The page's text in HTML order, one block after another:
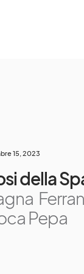
15, 2023
della
Pepa